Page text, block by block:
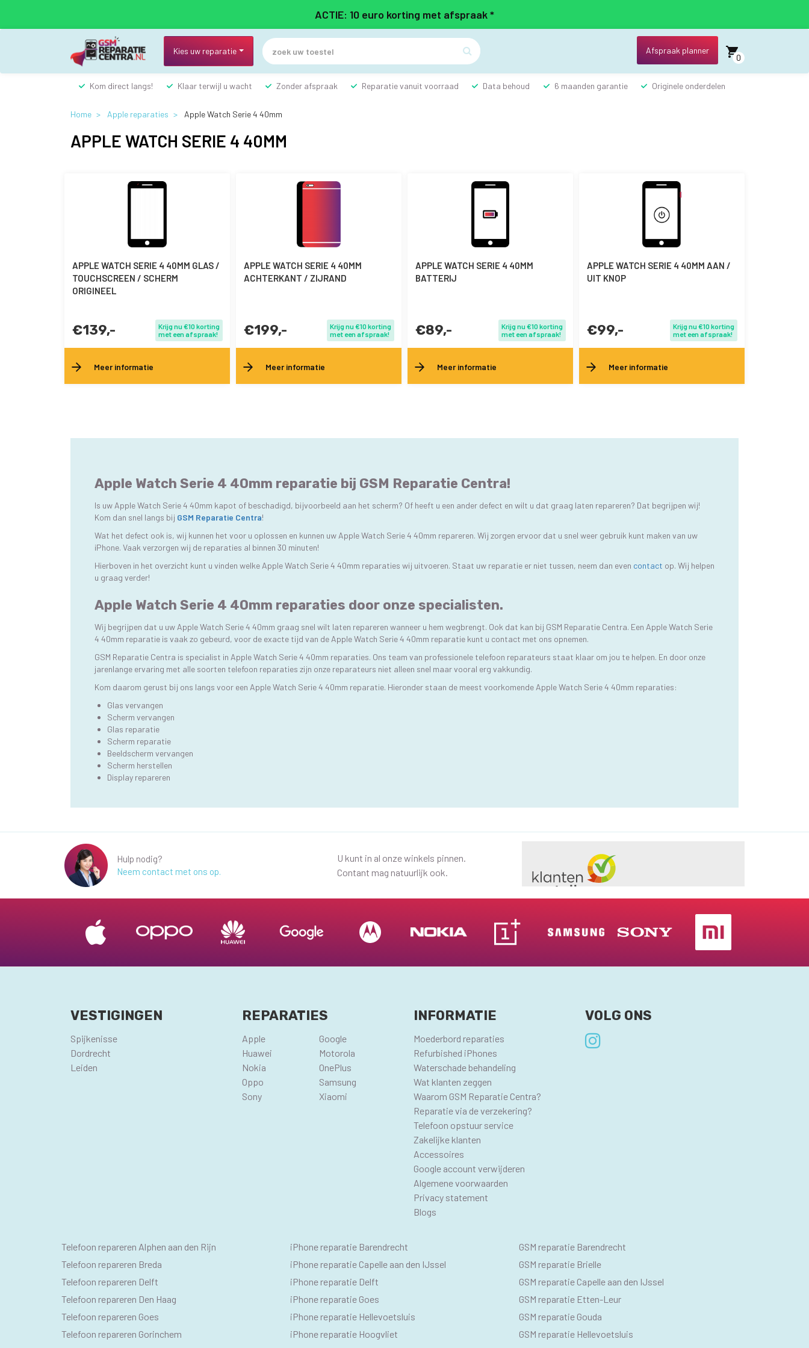
naar
ACTIE: 10 euro korting met afspraak *
Kies uw reparatie  Afspraak planner
0
Kom direct langs! Klaar terwijl u wacht Zonder afspraak Reparatie vanuit voorraad Data behoud 6 maanden garantie Originele onderdelen
Home Apple reparaties Apple Watch Serie 4 40mm
APPLE WATCH SERIE 4 40MM
APPLE WATCH SERIE 4 40MM GLAS /
TOUCHSCREEN / SCHERM
ORIGINEEL
€139,-
Krijg nu €10 korting
met een afspraak!
Meer informatie
APPLE WATCH SERIE 4 40MM
ACHTERKANT / ZIJRAND
€199,-
Krijg nu €10 korting
met een afspraak!
Meer informatie
APPLE WATCH SERIE 4 40MM
BATTERIJ
€89,-
Krijg nu €10 korting
met een afspraak!
Meer informatie
APPLE WATCH SERIE 4 40MM AAN /
UIT KNOP
€99,-
Krijg nu €10 korting
met een afspraak!
Meer informatie
Apple Watch Serie 4 40mm reparatie bij GSM Reparatie Centra!
Is uw Apple Watch Serie 4 40mm kapot of beschadigd, bijvoorbeeld aan het scherm? Of heeft u een ander defect en wilt u dat graag laten repareren? Dat begrijpen wij!
Kom dan snel langs bij GSM Reparatie Centra!
Wat het defect ook is, wij kunnen het voor u oplossen en kunnen uw Apple Watch Serie 4 40mm repareren. Wij zorgen ervoor dat u snel weer gebruik kunt maken van uw
iPhone. Vaak verzorgen wij de reparaties al binnen 30 minuten!
Hierboven in het overzicht kunt u vinden welke Apple Watch Serie 4 40mm reparaties wij uitvoeren. Staat uw reparatie er niet tussen, neem dan even contact op. Wij helpen
u graag verder!
Apple Watch Serie 4 40mm reparaties door onze specialisten.
Wij begrijpen dat u uw Apple Watch Serie 4 40mm graag snel wilt laten repareren wanneer u hem wegbrengt. Ook dat kan bij GSM Reparatie Centra. Een Apple Watch Serie
4 40mm reparatie is vaak zo gebeurd, voor de exacte tijd van de Apple Watch Serie 4 40mm reparatie kunt u contact met ons opnemen.
GSM Reparatie Centra is specialist in Apple Watch Serie 4 40mm reparaties. Ons team van professionele telefoon reparateurs staat klaar om jou te helpen. En door onze
jarenlange ervaring met alle soorten telefoon reparaties zijn onze reparateurs niet alleen snel maar vooral erg vakkundig.
Kom daarom gerust bij ons langs voor een Apple Watch Serie 4 40mm reparatie. Hieronder staan de meest voorkomende Apple Watch Serie 4 40mm reparaties:
Glas vervangen
Scherm vervangen
Glas reparatie
Scherm reparatie
Beeldscherm vervangen
Scherm herstellen
Display repareren
Hulp nodig?
Neem contact met ons op.
U kunt in al onze winkels pinnen.
Contant mag natuurlijk ook.
VESTIGINGEN
Spijkenisse
Dordrecht
Leiden
REPARATIES
Apple
Google
Huawei
Motorola
Nokia
OnePlus
Oppo
Samsung
Sony
Xiaomi
INFORMATIE
Moederbord reparaties
Refurbished iPhones
Waterschade behandeling
Wat klanten zeggen
Waarom GSM Reparatie Centra?
Reparatie via de verzekering?
Telefoon opstuur service
Zakelijke klanten
Accessoires
Google account verwijderen
Algemene voorwaarden
Privacy statement
Blogs
VOLG ONS
SEO
PAGINA'S
Telefoon repareren Alphen aan den Rijn
Telefoon repareren Breda
Telefoon repareren Delft
Telefoon repareren Den Haag
Telefoon repareren Goes
Telefoon repareren Gorinchem
IPHONE
SEO
TEKSTEN
iPhone reparatie Barendrecht
iPhone reparatie Capelle aan den IJssel
iPhone reparatie Delft
iPhone reparatie Goes
iPhone reparatie Hellevoetsluis
iPhone reparatie Hoogvliet
SEO
GSM
GSM reparatie Barendrecht
GSM reparatie Brielle
GSM reparatie Capelle aan den IJssel
GSM reparatie Etten-Leur
GSM reparatie Gouda
GSM reparatie Hellevoetsluis